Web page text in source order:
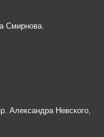
Смирнова.
Александра Невского,